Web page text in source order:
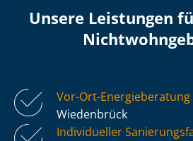
Unsere Leistungen
Vor-Ort-Energieberatung
Wiedenbrück
Individueller